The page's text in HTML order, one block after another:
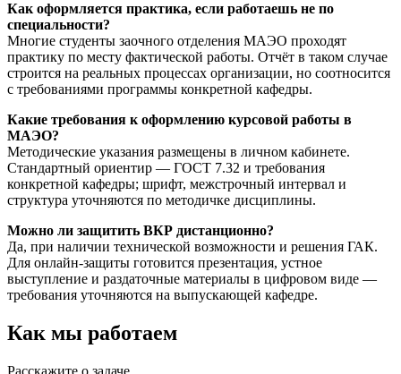
Как оформляется практика, если работаешь не по
специальности?
Многие студенты заочного отделения МАЭО проходят
практику по месту фактической работы. Отчёт в таком случае
строится на реальных процессах организации, но соотносится
с требованиями программы конкретной кафедры.
Какие требования к оформлению курсовой работы в
МАЭО?
Методические указания размещены в личном кабинете.
Стандартный ориентир — ГОСТ 7.32 и требования
конкретной кафедры; шрифт, межстрочный интервал и
структура уточняются по методичке дисциплины.
Можно ли защитить ВКР дистанционно?
Да, при наличии технической возможности и решения ГАК.
Для онлайн-защиты готовится презентация, устное
выступление и раздаточные материалы в цифровом виде —
требования уточняются на выпускающей кафедре.
Как мы работаем
Расскажите о задаче